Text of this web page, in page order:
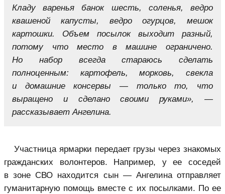
Кладу варенья банок шесть, соленья, ведро
квашеной капусты, ведро огурцов, мешок
картошки. Объем посылок выходит разный,
потому что место в машине ограничено.
Но набор всегда стараюсь сделать
полноценным: картофель, морковь, свекла
и домашние консервы — только то, что
выращено и сделано своими руками», —
рассказывает Ангелина.
Участница ярмарки передает грузы через знакомых
гражданских волонтеров. Например, у ее соседей
в зоне СВО находится сын — Ангелина отправляет
гуманитарную помощь вместе с их посылками. По ее